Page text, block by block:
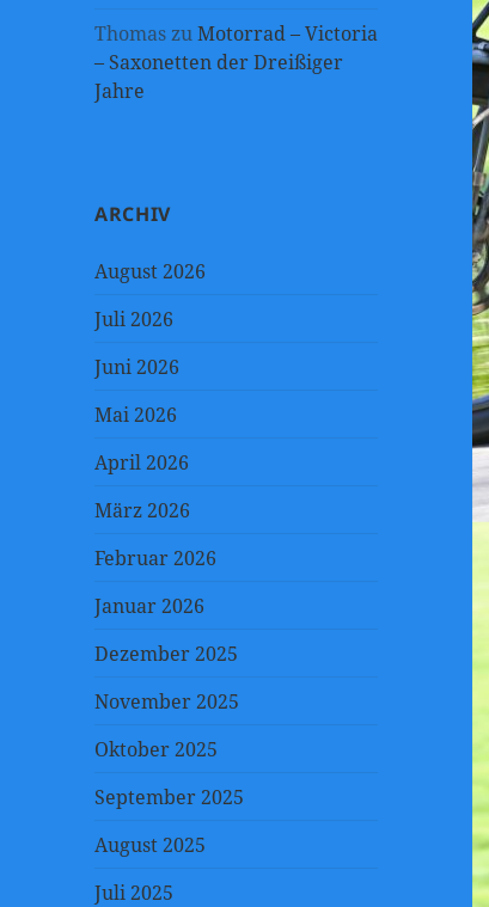
ThomaszuMotorrad – Victoria
– Saxonetten der Dreißiger
Jahre
ARCHIV
August 2026
Juli 2026
Juni 2026
Mai 2026
April 2026
März 2026
Februar 2026
Januar 2026
Dezember 2025
November 2025
Oktober 2025
September 2025
August 2025
Juli 2025